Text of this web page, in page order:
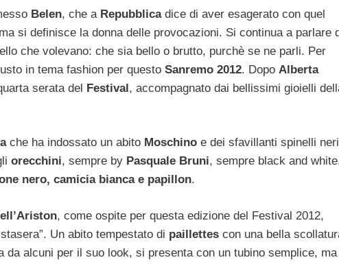
Belen, che a Repubblicadice di aver esagerato con quel
si definisce la donna delle provocazioni. Si continua a parlare
che volevano: che sia bello o brutto, purchè se ne parli. Per
in tema fashion per questo Sanremo 2012. Dopo Alberta
serata del Festival, accompagnato dai bellissimi gioielli
che ha indossato un abito Moschino e dei sfavillanti spinelli
orecchini, sempre by Pasquale Bruni, sempre black and
nero, camicia bianca e papillon.
, come ospite per questa edizione del Festival 2012,
Un abito tempestato di paillettes con una bella
da alcuni per il suo look, si presenta con un tubino semplice, ma